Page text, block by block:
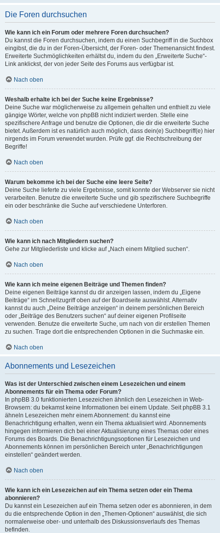
Die Foren durchsuchen
Wie kann ich ein Forum oder mehrere Foren durchsuchen?
Du kannst die Foren durchsuchen, indem du einen Suchbegriff in die Suchbox
eingibst, die du in der Foren-Übersicht, der Foren- oder Themenansicht findest.
Erweiterte Suchmöglichkeiten erhältst du, indem du den „Erweiterte Suche“-
Link anklickst, der von jeder Seite des Forums aus verfügbar ist.
Nach oben
Weshalb erhalte ich bei der Suche keine Ergebnisse?
Deine Suche war möglicherweise zu allgemein gehalten und enthielt zu viele
gängige Wörter, welche von phpBB nicht indiziert werden. Stelle eine
spezifischere Anfrage und benutze die Optionen, die dir die erweiterte Suche
bietet. Außerdem ist es natürlich auch möglich, dass dein(e) Suchbegriff(e) hier
nirgends im Forum verwendet wurden. Prüfe ggf. die Rechtschreibung der
Begriffe!
Nach oben
Warum bekomme ich bei der Suche eine leere Seite?
Deine Suche lieferte zu viele Ergebnisse, somit konnte der Webserver sie nicht
verarbeiten. Benutze die erweiterte Suche und gib spezifischere Suchbegriffe
ein oder beschränke die Suche auf verschiedene Unterforen.
Nach oben
Wie kann ich nach Mitgliedern suchen?
Gehe zur Mitgliederliste und klicke auf „Nach einem Mitglied suchen“.
Nach oben
Wie kann ich meine eigenen Beiträge und Themen finden?
Deine eigenen Beiträge kannst du dir anzeigen lassen, indem du „Eigene
Beiträge“ im Schnellzugriff oben auf der Boardseite auswählst. Alternativ
kannst du auch „Deine Beiträge anzeigen“ in deinem persönlichen Bereich
oder „Beiträge des Benutzers suchen“ auf deiner eigenen Profilseite
verwenden. Benutze die erweiterte Suche, um nach von dir erstellen Themen
zu suchen. Trage dort die entsprechenden Optionen in die Suchmaske ein.
Nach oben
Abonnements und Lesezeichen
Was ist der Unterschied zwischen einem Lesezeichen und einem
Abonnements für ein Thema oder Forum?
In phpBB 3.0 funktionierten Lesezeichen ähnlich den Lesezeichen in Web-
Browsern: du bekamst keine Informationen bei einem Update. Seit phpBB 3.1
ähneln Lesezeichen mehr einem Abonnement: du kannst eine
Benachrichtigung erhalten, wenn ein Thema aktualisiert wird. Abonnements
hingegen informieren dich bei einer Aktualisierung eines Themas oder eines
Forums des Boards. Die Benachrichtigungsoptionen für Lesezeichen und
Abonnements können im persönlichen Bereich unter „Benachrichtigungen
einstellen“ geändert werden.
Nach oben
Wie kann ich ein Lesezeichen auf ein Thema setzen oder ein Thema
abonnieren?
Du kannst ein Lesezeichen auf ein Thema setzen oder es abonnieren, in dem
du die entsprechende Option in den „Themen-Optionen“ auswählst, die sich
normalerweise ober- und unterhalb des Diskussionsverlaufs des Themas
befinden.